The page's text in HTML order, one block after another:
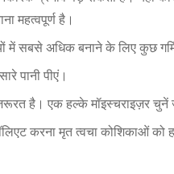
महत्वपूर्ण है।
में सबसे अधिक बनाने के लिए कुछ
पानी पीएं।
है। एक हल्के मॉइस्चराइज़र चुनें
करना मृत त्वचा कोशिकाओं